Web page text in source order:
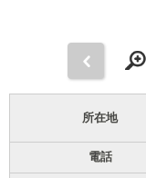
所在地
電話